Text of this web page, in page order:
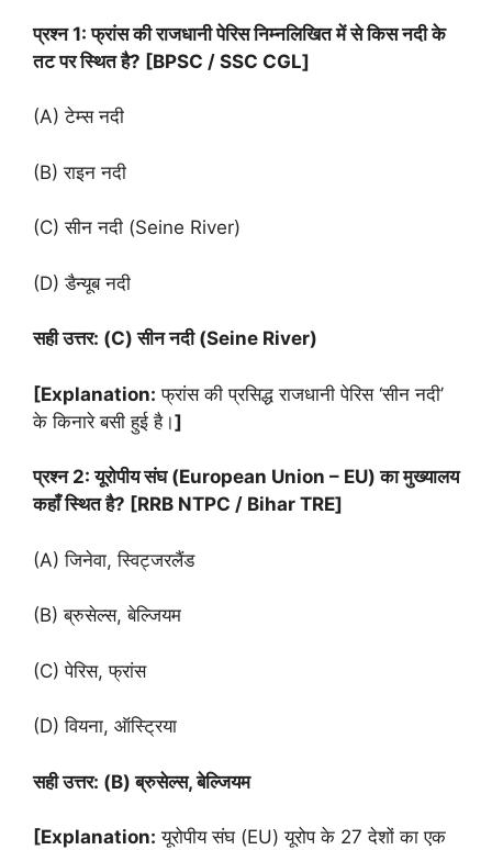
प्रश्न 1: फ्रांस की राजधानी पेरिस निम्नलिखित में से किस नदी के
तट पर स्थित है? [BPSC / SSC CGL]
(A) टेम्स नदी
(B) राइन नदी
(C) सीन नदी (Seine River)
(D) डैन्यूब नदी
सही उत्तर: (C) सीन नदी (Seine River)
[Explanation: फ्रांस की प्रसिद्ध राजधानी पेरिस ‘सीन नदी’
के किनारे बसी हुई है।]
प्रश्न 2: यूरोपीय संघ (European Union – EU) का मुख्यालय
कहाँ स्थित है? [RRB NTPC / Bihar TRE]
(A) जिनेवा, स्विट्जरलैंड
(B) ब्रुसेल्स, बेल्जियम
(C) पेरिस, फ्रांस
(D) वियना, ऑस्ट्रिया
सही उत्तर: (B) ब्रुसेल्स, बेल्जियम
[Explanation: यूरोपीय संघ (EU) यूरोप के 27 देशों का एक